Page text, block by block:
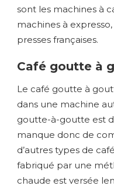
sont les machines à
machines à
presses françaises.
Café goutte à
Le café goutte à
dans une machine
goutte-à-goutte est
manque donc de
d’autres types de
fabriqué par une
chaude est versée